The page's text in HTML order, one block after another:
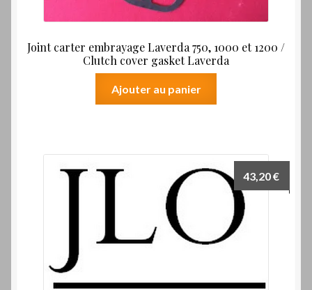
Joint carter embrayage Laverda 750, 1000 et 1200 /
Clutch cover gasket Laverda
Ajouter au panier
43,20€